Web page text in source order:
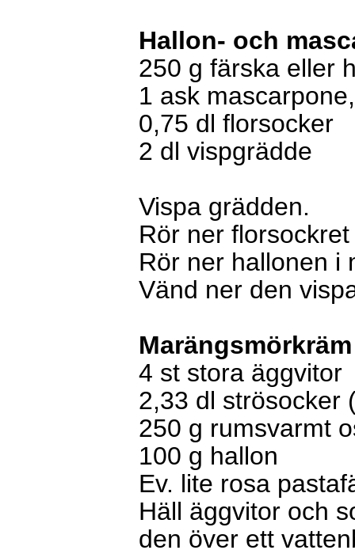
Hallon- och
250 g färska eller
1 ask
0,75 dl florsocker
2 dl vispgrädde
Vispa grädden.
Rör ner
Rör ner hallonen i
Vänd ner den
4 st stora äggvitor
2,33 dl strösocker
250 g rumsvarmt
100 g hallon
Ev. lite rosa
Häll äggvitor och
den över ett